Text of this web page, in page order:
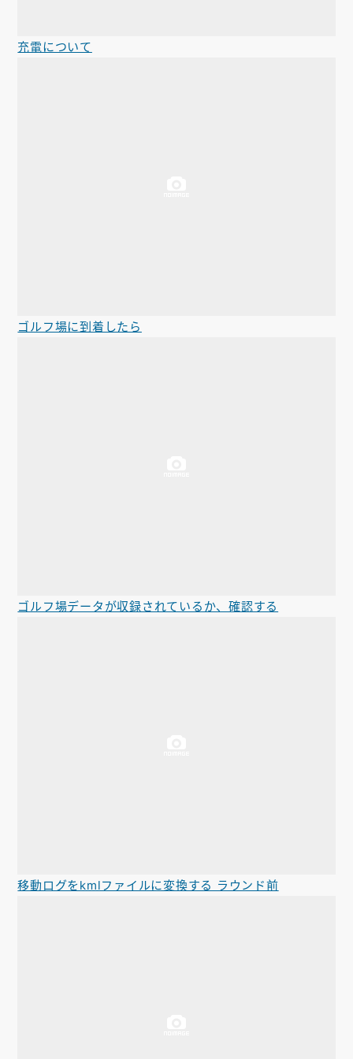
充電について
ゴルフ場に到着したら
ゴルフ場データが収録されているか、確認する
移動ログをkmlファイルに変換する ラウンド前